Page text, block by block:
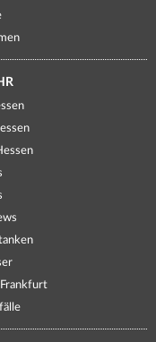
Frankfurt